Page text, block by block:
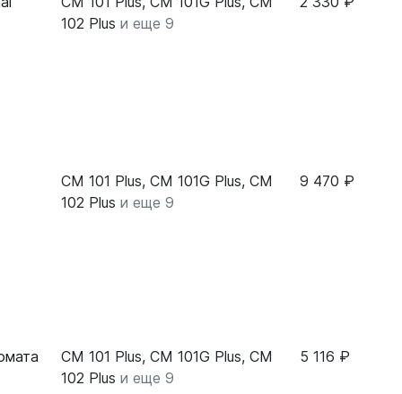
102 Plus и еще 9
CM 101 Plus, CM 101G Plus, CM
102 Plus и еще 9
9 470 ₽
CM 101 Plus, CM 101G Plus, CM
102 Plus и еще 9
5 116 ₽